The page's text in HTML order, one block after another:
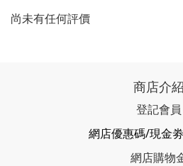
尚未有任何評價
商店介紹
登記會員
網店優惠碼/現金
網店購物